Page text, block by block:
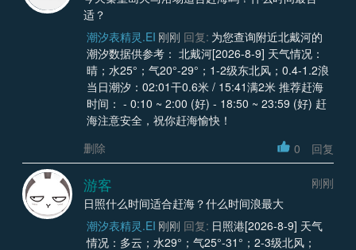
适？
潮汐表精灵.EI 刚刚 回复: 为您查询附近北戴河的
潮汐数据供参考： 北戴河[2026-8-9] 天气情况：
晴；水25°；气20°-29°；1-2级东北风；0.4-1.2浪
当日潮汐：02:01干0.6米 / 15:41满2米 推荐赶海
时间： - 0:10 ~ 2:00 (好) - 18:50 ~ 23:59 (好) 赶
海注意安全，祝你赶海愉快！
删除
0 回复
游客
刚刚
日照什么时间适合赶海？什么时间浪最大
潮汐表精灵.EI 刚刚 回复: 日照港[2026-8-9] 天气
情况：多云；水29°；气25°-31°；2-3级北风；